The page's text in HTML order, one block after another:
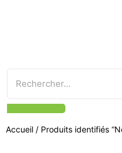
Accueil / Produits identifiés